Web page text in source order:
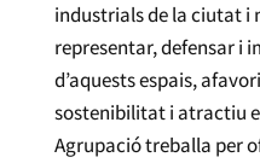
industrials de la ciutat i
representar, defensar i
d’aquests espais,
sostenibilitat i atractiu
Agrupació treballa per